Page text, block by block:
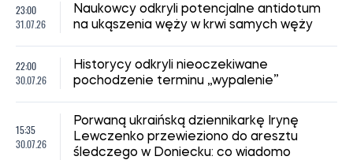
23:00
31.07.26
Naukowcy odkryli potencjalne antidotum
na ukąszenia węży w krwi samych węży
22:00
30.07.26
Historycy odkryli nieoczekiwane
pochodzenie terminu „wypalenie”
15:35
30.07.26
Porwaną ukraińską dziennikarkę Irynę
Lewczenko przewieziono do aresztu
śledczego w Doniecku: co wiadomo